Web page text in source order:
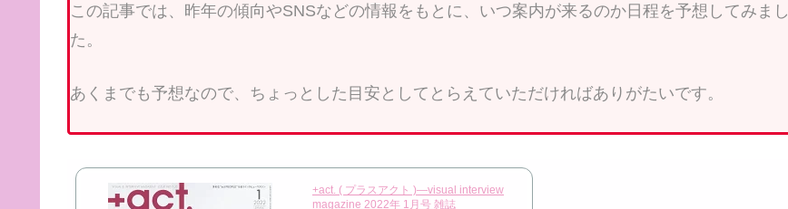
この記事では、昨年の傾向やSNSなどの情報をもとに、いつ案内が来るのか日程を予想してみまし
た。
あくまでも予想なので、ちょっとした目安としてとらえていただければありがたいです。
+act. ( プラスアクト )―visual interview
magazine 2022年 1月号 雑誌